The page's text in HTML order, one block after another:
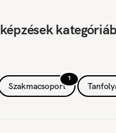
1
Szakmacsoport